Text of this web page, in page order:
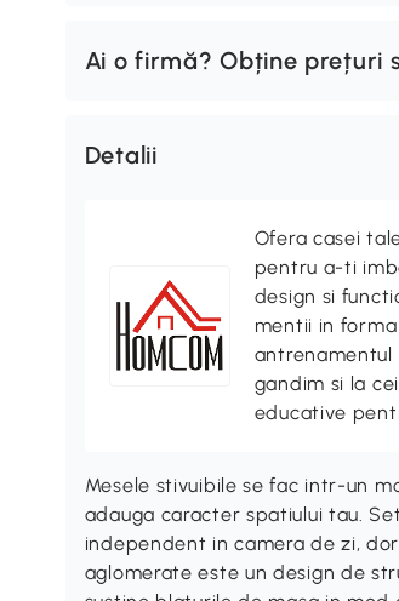
Ai o firmă? Obține prețuri
Detalii
Ofera casei
pentru a-ti
design si
mentii in
antrenamentul
gandim si la
educative
Mesele stivuibile se fac intr-un
adauga caracter spatiului tau.
independent in camera de zi,
aglomerate este un design de